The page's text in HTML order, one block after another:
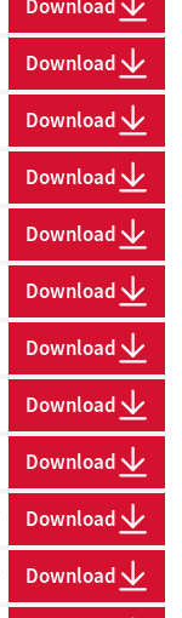
Download
Download
Download
Download
Download
Download
Download
Download
Download
Download
Download